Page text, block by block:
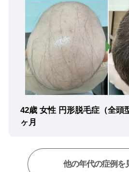
42歳 女性 円形脱毛症（全頭
ヶ月
他の年代の症例を